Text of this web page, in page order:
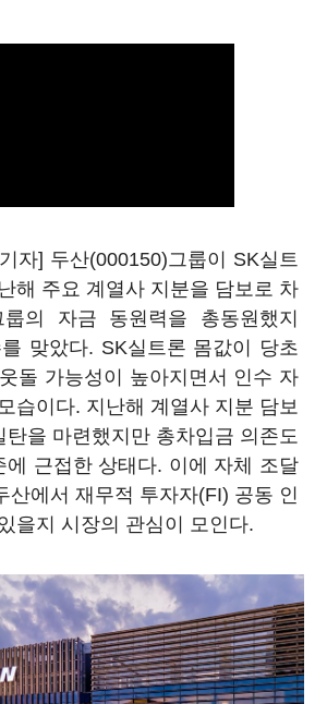
자] 두산(000150)그룹이 SK실트
해 주요 계열사 지분을 담보로 차
의 자금 동원력을 총동원했지
맞았다. SK실트론 몸값이 당초
돌 가능성이 높아지면서 인수 자
습이다. 지난해 계열사 지분 담보
탄을 마련했지만 총차입금 의존도
에 근접한 상태다. 이에 자체 조달
산에서 재무적 투자자(FI) 공동 인
을지 시장의 관심이 모인다.